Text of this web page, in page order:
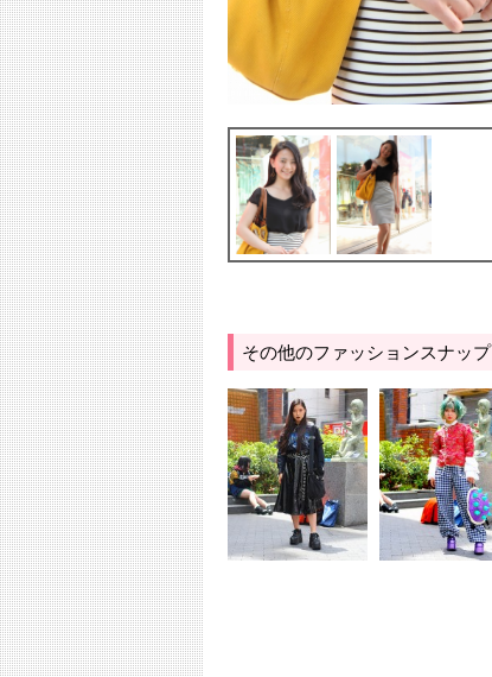
その他のファッションスナップ